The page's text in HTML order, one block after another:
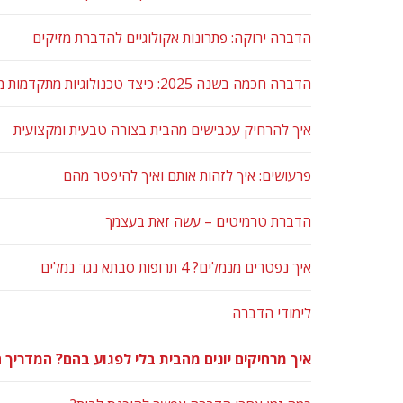
הדברה ירוקה: פתרונות אקולוגיים להדברת מזיקים
הדברה חכמה בשנה 2025: כיצד טכנולוגיות מתקדמות משנות את התחום
איך להרחיק עכבישים מהבית בצורה טבעית ומקצועית
פרעושים: איך לזהות אותם ואיך להיפטר מהם
הדברת טרמיטים – עשה זאת בעצמך
איך נפטרים מנמלים? 4 תרופות סבתא נגד נמלים
לימודי הדברה
איך מרחיקים יונים מהבית בלי לפגוע בהם?